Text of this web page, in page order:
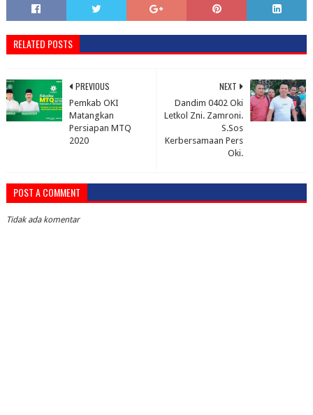
RELATED POSTS
NEXT
Dandim 0402 Oki
Letkol Zni. Zamroni.
S.Sos
Kerbersamaan Pers
Oki.
PREVIOUS
Pemkab OKI
Matangkan
Persiapan MTQ
2020
POST A COMMENT
Tidak ada komentar